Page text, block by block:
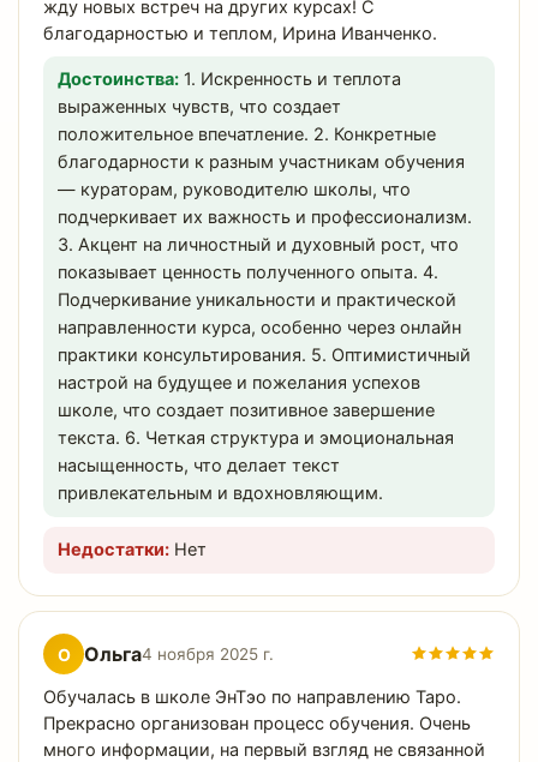
жду новых встреч на других курсах! С
благодарностью и теплом, Ирина Иванченко.
Достоинства: 1. Искренность и теплота
выраженных чувств, что создает
положительное впечатление. 2. Конкретные
благодарности к разным участникам обучения
— кураторам, руководителю школы, что
подчеркивает их важность и профессионализм.
3. Акцент на личностный и духовный рост, что
показывает ценность полученного опыта. 4.
Подчеркивание уникальности и практической
направленности курса, особенно через онлайн
практики консультирования. 5. Оптимистичный
настрой на будущее и пожелания успехов
школе, что создает позитивное завершение
текста. 6. Четкая структура и эмоциональная
насыщенность, что делает текст
привлекательным и вдохновляющим.
Недостатки: Нет
О Ольга4 ноября 2025 г.
Обучалась в школе ЭнТэо по направлению Таро.
Прекрасно организован процесс обучения. Очень
много информации, на первый взгляд не связанной